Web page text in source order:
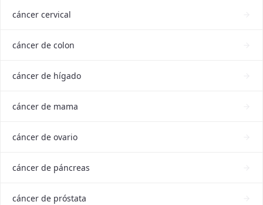
cáncer cervical
cáncer de colon
cáncer de hígado
cáncer de mama
cáncer de ovario
cáncer de páncreas
cáncer de próstata